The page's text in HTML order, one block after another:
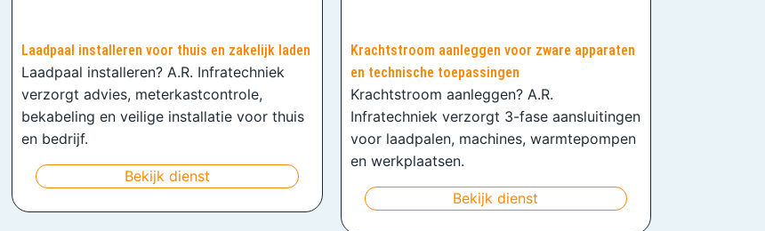
Laadpaal installeren voor thuis en zakelijk laden
Laadpaal installeren? A.R. Infratechniek
verzorgt advies, meterkastcontrole,
bekabeling en veilige installatie voor thuis
en bedrijf.
Bekijk dienst
Krachtstroom aanleggen voor zware apparaten
en technische toepassingen
Krachtstroom aanleggen? A.R.
Infratechniek verzorgt 3-fase aansluitingen
voor laadpalen, machines, warmtepompen
en werkplaatsen.
Bekijk dienst